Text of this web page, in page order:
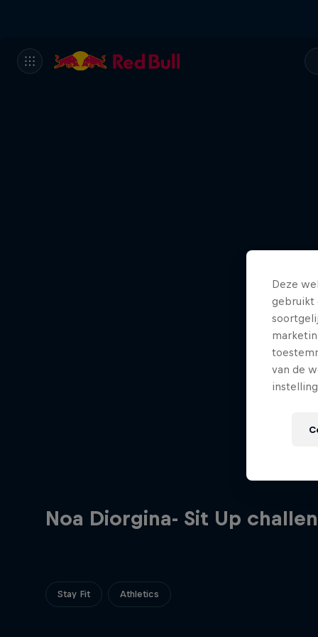
Noa Diorgina- Sit Up
Stay Fit Athletics
Deze
gebruikt
van de